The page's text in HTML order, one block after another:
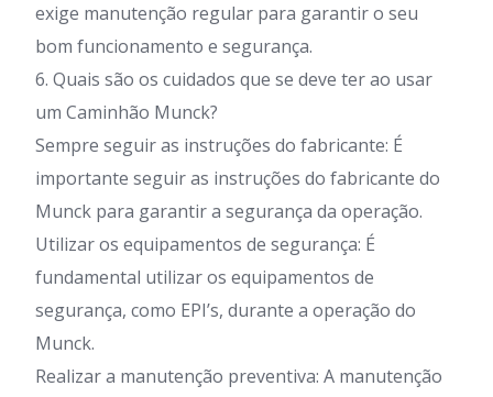
exige manutenção regular para garantir o seu
bom funcionamento e segurança.
6. Quais são os cuidados que se deve ter ao usar
um Caminhão Munck?
Sempre seguir as instruções do fabricante: É
importante seguir as instruções do fabricante do
Munck para garantir a segurança da operação.
Utilizar os equipamentos de segurança: É
fundamental utilizar os equipamentos de
segurança, como EPI’s, durante a operação do
Munck.
Realizar a manutenção preventiva: A manutenção